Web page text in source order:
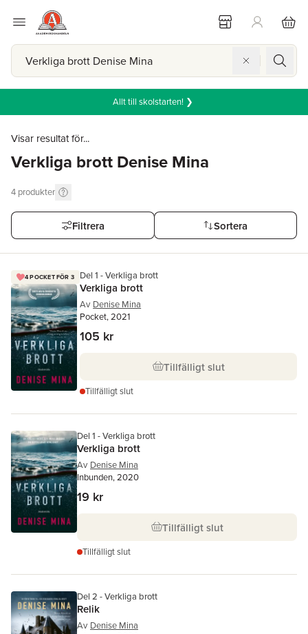
Allt till skolstarten! ❯
Visar resultat för...
Verkliga brott Denise Mina
4 produkter
Filtrera Sortera
4 POCKET FÖR 3 Del 1 - Verkliga brott
Verkliga brott
Av Denise Mina
Pocket, 2021
105 kr
Tillfälligt slut
Tillfälligt slut
Del 1 - Verkliga brott
Verkliga brott
Av Denise Mina
Inbunden, 2020
19 kr
Tillfälligt slut
Tillfälligt slut
Del 2 - Verkliga brott
Relik
Av Denise Mina